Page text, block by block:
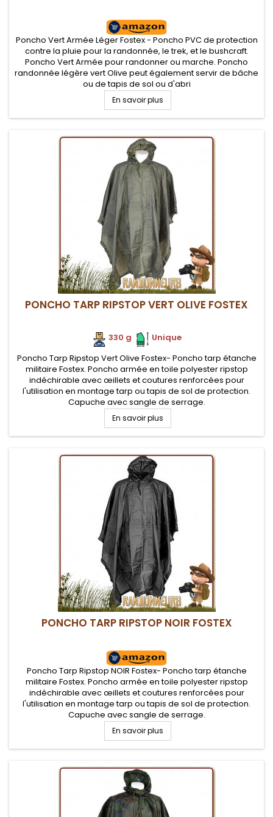
Poncho Vert Armée Léger Fostex - Poncho PVC de protection
contre la pluie pour la randonnée, le trek, et le bushcraft.
Poncho Vert Armée pour randonner ou marche. Poncho
randonnée légère vert Olive peut également servir de bâche
ou de tapis de sol ou d'abri
En savoir plus
PONCHO TARP RIPSTOP VERT OLIVE FOSTEX
330 g
Unique
Poncho Tarp Ripstop Vert Olive Fostex- Poncho tarp étanche
militaire Fostex. Poncho armée en toile polyester ripstop
indéchirable avec œillets et coutures renforcées pour
l'utilisation en montage tarp ou tapis de sol de protection.
Capuche avec sangle de serrage.
En savoir plus
PONCHO TARP RIPSTOP NOIR FOSTEX
Poncho Tarp Ripstop NOIR Fostex- Poncho tarp étanche
militaire Fostex. Poncho armée en toile polyester ripstop
indéchirable avec œillets et coutures renforcées pour
l'utilisation en montage tarp ou tapis de sol de protection.
Capuche avec sangle de serrage.
En savoir plus